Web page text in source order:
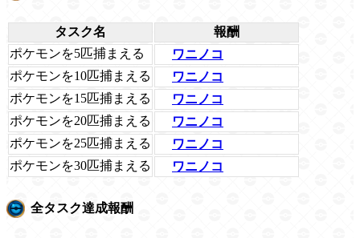
タスク名
報酬
ポケモンを5匹捕まえる
ワニノコ
ポケモンを10匹捕まえる
ワニノコ
ポケモンを15匹捕まえる
ワニノコ
ポケモンを20匹捕まえる
ワニノコ
ポケモンを25匹捕まえる
ワニノコ
ポケモンを30匹捕まえる
ワニノコ
全タスク達成報酬